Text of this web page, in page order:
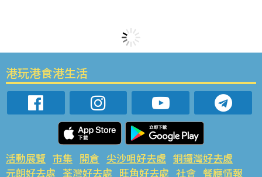
港玩港食港生活
活動展覽 市集 開倉 尖沙咀好去處 銅鑼灣好去處
元朗好去處 荃灣好去處 旺角好去處 社會 餐廳情報